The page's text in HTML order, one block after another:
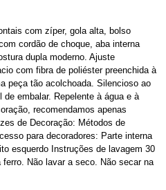
com zíper, gola alta, bolso
cordão de choque, aba interna
dupla moderno. Ajuste
com fibra de poliéster preenchida à
peça tão acolchoada. Silencioso ao
embalar. Repelente à água e à
recomendamos apenas
de Decoração: Métodos de
para decoradores: Parte interna
esquerdo Instruções de lavagem 30
Não lavar a seco. Não secar na